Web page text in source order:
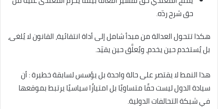
حق شرح ردّه.
هكذا تتحول العدالة من مبدأ شامل إلى أداة انتقائية، القانون لا يُلغى،
بل يُستخدم حين يخدم، ويُعلَّق حين يقيّد.
هذا النمط لا يقتصر على حالة واحدة بل يؤسس لسابقة خطيرة : أن
سيادة الدول ليست حقًا متساويًا بل امتيازًا سياسيًا يرتبط بموقعها
في شبكة التحالفات الدولية.